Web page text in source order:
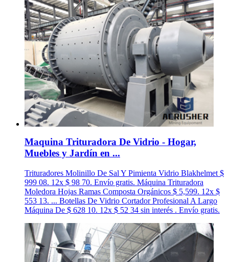
Maquina Trituradora De Vidrio - Hogar,
Muebles y Jardín en ...
Trituradores Molinillo De Sal Y Pimienta Vidrio Blakhelmet $
999 08. 12x $ 98 70. Envío gratis. Máquina Trituradora
Moledora Hojas Ramas Composta Orgánicos $ 5,599. 12x $
553 13. ... Botellas De Vidrio Cortador Profesional A Largo
Máquina De $ 628 10. 12x $ 52 34 sin interés . Envío gratis.